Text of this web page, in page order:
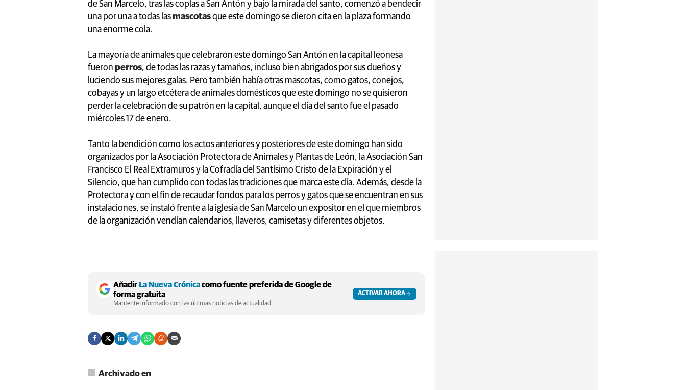
de San Marcelo, tras las coplas a San Antón y bajo la mirada del santo, comenzó a bendecir
una por una a todas lasmascotasque este domingo se dieron cita en la plaza formando
una enorme cola.
La mayoría de animales que celebraron este domingo San Antón en la capital leonesa
fueron perros, de todas las razas y tamaños, incluso bien abrigados por sus dueños y
luciendo sus mejores galas. Pero también había otras mascotas, como gatos, conejos,
cobayas y un largo etcétera de animales domésticos que este domingo no se quisieron
perder la celebración de su patrón en la capital, aunque el día del santo fue el pasado
miércoles 17 de enero.
Tanto la bendición como los actos anteriores y posteriores de este domingo han sido
organizados por la Asociación Protectora de Animales y Plantas de León, la Asociación San
Francisco El Real Extramuros y la Cofradía del Santísimo Cristo de la Expiración y el
Silencio, que han cumplido con todas las tradiciones que marca este día. Además, desde la
Protectora y con el fin de recaudar fondos para los perros y gatos que se encuentran en sus
instalaciones, se instaló frente a la iglesia de San Marcelo un expositor en el que miembros
de la organización vendían calendarios, llaveros, camisetas y diferentes objetos.
AñadirLa Nueva Crónicacomo fuente preferida de Google de
forma gratuita
Mantente informado con las últimas noticias de actualidad.
ACTIVAR AHORA
Archivado en